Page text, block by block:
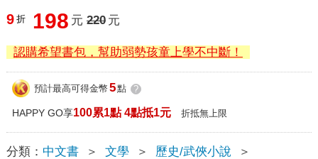
9 折 198 元 220 元
認購希望書包，幫助弱勢孩童上學不中斷！
預計最高可得金幣 5點 ?
HAPPY GO享100累1點 4點抵1元 折抵無上限
分類： 中文書 ＞ 文學 ＞ 歷史/武俠小說
＞